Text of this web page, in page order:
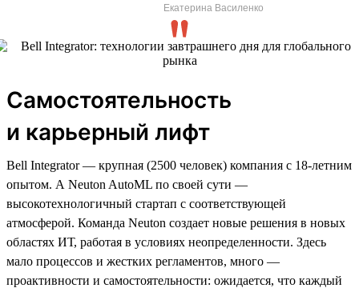
Екатерина Василенко
Самостоятельность
и карьерный лифт
Bell Integrator — крупная (2500 человек) компания с 18-летним
опытом. А Neuton AutoML по своей сути —
высокотехнологичный стартап с соответствующей
атмосферой. Команда Neuton создает новые решения в новых
областях ИТ, работая в условиях неопределенности. Здесь
мало процессов и жестких регламентов, много —
проактивности и самостоятельности: ожидается, что каждый